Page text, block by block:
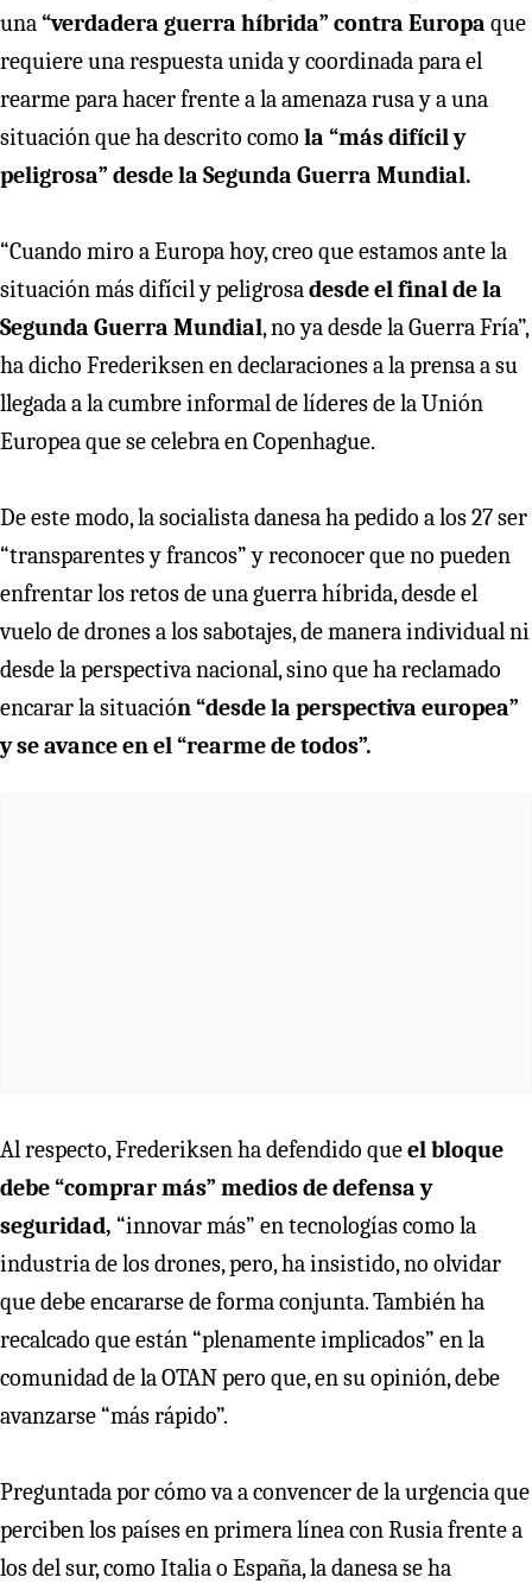
una“verdadera guerra híbrida” contra Europa que
requiere una respuesta unida y coordinada para el
rearme para hacer frente a la amenaza rusa y a una
situación que ha descrito como la “más difícil y
peligrosa” desde la Segunda Guerra Mundial.
“Cuando miro a Europa hoy, creo que estamos ante la
situación más difícil y peligrosadesde el final de la
Segunda Guerra Mundial, no ya desde la Guerra Fría”,
ha dicho Frederiksen en declaraciones a la prensa a su
llegada a la cumbre informal de líderes de la Unión
Europea que se celebra en Copenhague.
De este modo, la socialista danesa ha pedido a los 27 ser
“transparentes y francos” y reconocer que no pueden
enfrentar los retos de una guerra híbrida, desde el
vuelo de drones a los sabotajes, de manera individual ni
desde la perspectiva nacional, sino que ha reclamado
encarar la situación “desde la perspectiva europea”
y se avance en el “rearme de todos”.
Al respecto, Frederiksen ha defendido queel bloque
debe “comprar más” medios de defensa y
seguridad, “innovar más” en tecnologías como la
industria de los drones, pero, ha insistido, no olvidar
que debe encararse de forma conjunta. También ha
recalcado que están “plenamente implicados” en la
comunidad de la OTAN pero que, en su opinión, debe
avanzarse “más rápido”.
Preguntada por cómo va a convencer de la urgencia que
perciben los países en primera línea con Rusia frente a
los del sur, como Italia o España, la danesa se ha